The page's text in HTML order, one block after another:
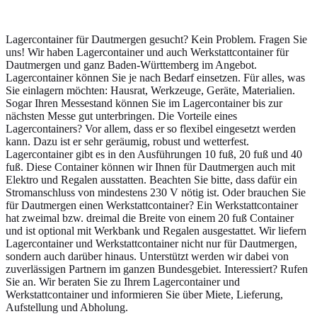
Lagercontainer für Dautmergen gesucht? Kein Problem. Fragen Sie
uns! Wir haben Lagercontainer und auch Werkstattcontainer für
Dautmergen und ganz Baden-Württemberg im Angebot.
Lagercontainer können Sie je nach Bedarf einsetzen. Für alles, was
Sie einlagern möchten: Hausrat, Werkzeuge, Geräte, Materialien.
Sogar Ihren Messestand können Sie im Lagercontainer bis zur
nächsten Messe gut unterbringen. Die Vorteile eines
Lagercontainers? Vor allem, dass er so flexibel eingesetzt werden
kann. Dazu ist er sehr geräumig, robust und wetterfest.
Lagercontainer gibt es in den Ausführungen 10 fuß, 20 fuß und 40
fuß. Diese Container können wir Ihnen für Dautmergen auch mit
Elektro und Regalen ausstatten. Beachten Sie bitte, dass dafür ein
Stromanschluss von mindestens 230 V nötig ist. Oder brauchen Sie
für Dautmergen einen Werkstattcontainer? Ein Werkstattcontainer
hat zweimal bzw. dreimal die Breite von einem 20 fuß Container
und ist optional mit Werkbank und Regalen ausgestattet. Wir liefern
Lagercontainer und Werkstattcontainer nicht nur für Dautmergen,
sondern auch darüber hinaus. Unterstützt werden wir dabei von
zuverlässigen Partnern im ganzen Bundesgebiet. Interessiert? Rufen
Sie an. Wir beraten Sie zu Ihrem Lagercontainer und
Werkstattcontainer und informieren Sie über Miete, Lieferung,
Aufstellung und Abholung.